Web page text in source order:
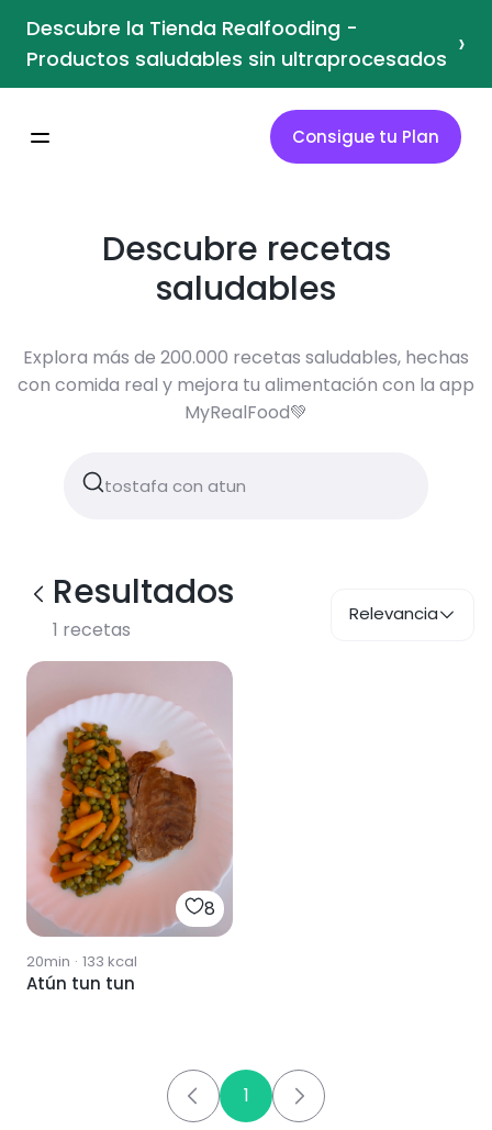
Descubre la Tienda Realfooding -
Productos saludables sin ultraprocesados ›
Consigue tu Plan
Descubre recetas
saludables
Explora más de 200.000 recetas saludables, hechas
con comida real y mejora tu alimentación con la app
MyRealFood💚
Resultados
1 recetas
Relevancia
8
20min · 133 kcal
Atún tun tun
1